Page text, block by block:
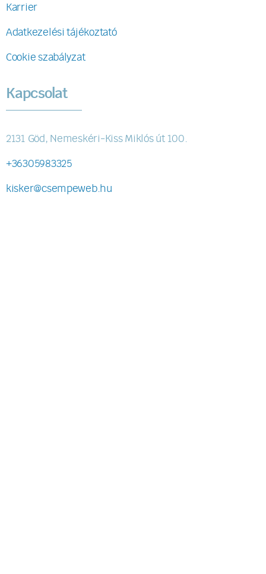
Karrier
Adatkezelési tájékoztató
Cookie szabályzat
Kapcsolat
2131 Göd, Nemeskéri-Kiss Miklós út 100.
+36305983325
kisker@csempeweb.hu